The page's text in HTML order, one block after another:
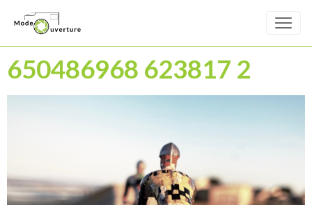
650486968 623817 2